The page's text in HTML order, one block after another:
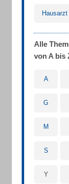
Hausarzt
Alle
von A bis
A
G
M
S
Y